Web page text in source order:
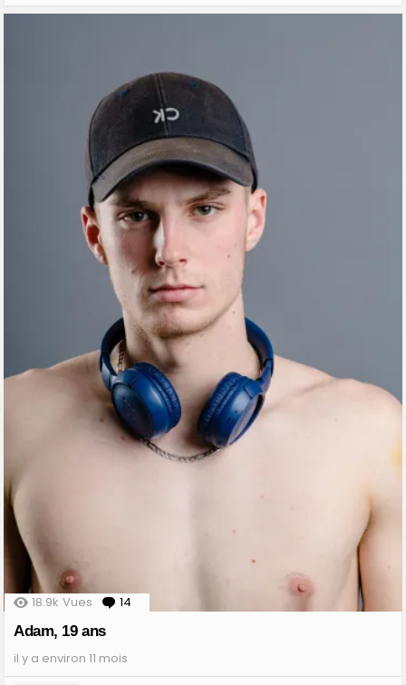
18.9k Vues 14
Adam, 19 ans
il y a environ 11 mois